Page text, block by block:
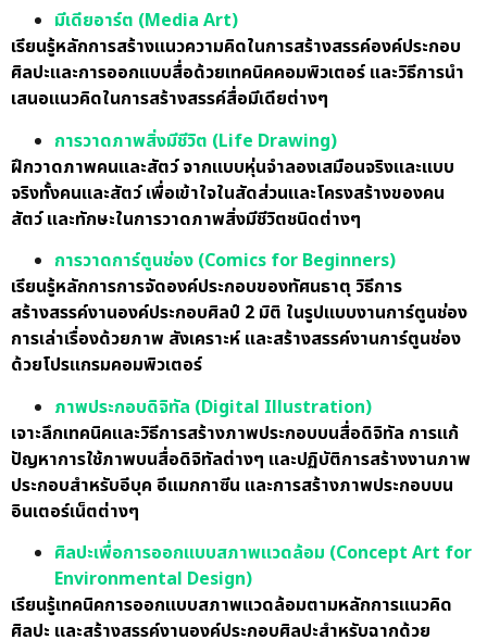
มีเดียอาร์ต (Media Art)
เรียนรู้หลักการสร้างแนวความคิดในการสร้างสรรค์องค์ประกอบ
ศิลปะและการออกแบบสื่อด้วยเทคนิคคอมพิวเตอร์ และวิธีการนำ
เสนอแนวคิดในการสร้างสรรค์สื่อมีเดียต่างๆ
การวาดภาพสิ่งมีชีวิต (Life Drawing)
ฝึกวาดภาพคนและสัตว์ จากแบบหุ่นจำลองเสมือนจริงและแบบ
จริงทั้งคนและสัตว์ เพื่อเข้าใจในสัดส่วนและโครงสร้างของคน
สัตว์ และทักษะในการวาดภาพสิ่งมีชีวิตชนิดต่างๆ
การวาดการ์ตูนช่อง (Comics for Beginners)
เรียนรู้หลักการการจัดองค์ประกอบของทัศนธาตุ วิธีการ
สร้างสรรค์งานองค์ประกอบศิลป์ 2 มิติ ในรูปแบบงานการ์ตูนช่อง
การเล่าเรื่องด้วยภาพ สังเคราะห์ และสร้างสรรค์งานการ์ตูนช่อง
ด้วยโปรแกรมคอมพิวเตอร์
ภาพประกอบดิจิทัล (Digital Illustration)
เจาะลึกเทคนิคและวิธีการสร้างภาพประกอบบนสื่อดิจิทัล การแก้
ปัญหาการใช้ภาพบนสื่อดิจิทัลต่างๆ และปฏิบัติการสร้างงานภาพ
ประกอบสำหรับอีบุค อีแมกกาซีน และการสร้างภาพประกอบบน
อินเตอร์เน็ตต่างๆ
ศิลปะเพื่อการออกแบบสภาพแวดล้อม (Concept Art for
Environmental Design)
เรียนรู้เทคนิคการออกแบบสภาพแวดล้อมตามหลักการแนวคิด
ศิลปะ และสร้างสรรค์งานองค์ประกอบศิลปะสำหรับฉากด้วย